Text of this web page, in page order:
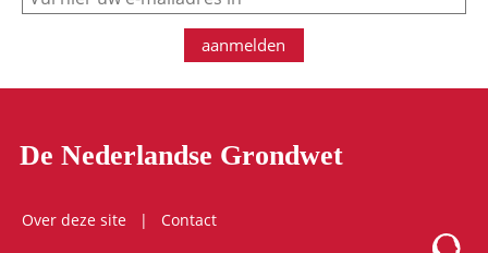
aanmelden
De Nederlandse Grondwet
Over deze site
Contact
Logo